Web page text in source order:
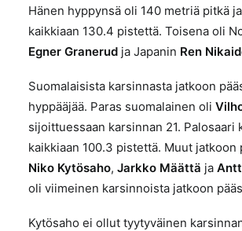
Hänen hyppynsä oli 140 metriä pitkä
kaikkiaan 130.4 pistettä. Toisena oli
Egner Granerud ja Japanin Ren
Suomalaisista karsinnasta jatkoon
hyppääjää. Paras suomalainen oli
sijoittuessaan karsinnan 21. Palosaari
kaikkiaan 100.3 pistettä. Muut jatkoon
Niko Kytösaho, Jarkko Määttä ja
oli viimeinen karsinnoista jatkoon
Kytösaho ei ollut tyytyväinen